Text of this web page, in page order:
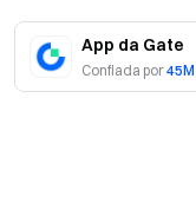
App da Gate
Confiada por45M